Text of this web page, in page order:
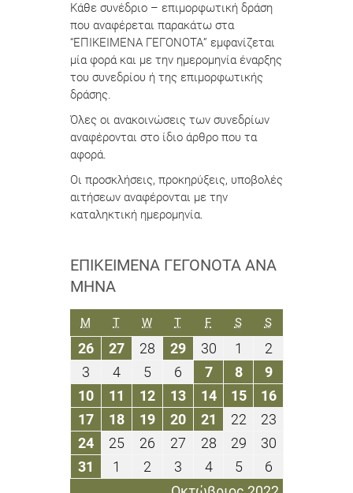
Κάθε συνέδριο – επιμορφωτική δράση
που αναφέρεται παρακάτω στα
“ΕΠΙΚΕΙΜΕΝΑ ΓΕΓΟΝΟΤΑ” εμφανίζεται
μία φορά και με την ημερομηνία έναρξης
του συνεδρίου ή της επιμορφωτικής
δράσης.
Όλες οι ανακοινώσεις των συνεδρίων
αναφέρονται στο ίδιο άρθρο που τα
αφορά.
Οι προσκλήσεις, προκηρύξεις, υποβολές
αιτήσεων αναφέρονται με την
καταληκτική ημερομηνία.
ΕΠΙΚΕΊΜΕΝΑ ΓΕΓΟΝΌΤΑ ΑΝΆ
ΜΉΝΑ
M ΔΕΥΤΈΡΑ
TΤΡΊΤΗ
WΤΕΤΆΡΤΗ
TΠΈΜΠΤΗ
FΠΑΡΑΣΚΕΥΉ
SΣΆΒΒΑΤΟ
SΚΥΡΙΑΚΉ
2626
Σεπτεμβρίου
2022
2727
Σεπτεμβρίου
2022
28
Σεπτεμβρίου
2022
2929
Σεπτεμβρίου
2022
3030
Σεπτεμβρίου
2022
1
Οκτωβρίου
2022
22
Οκτωβρίου
2022
3
Οκτωβρίου
2022
44
Οκτωβρίου
2022
55
Οκτωβρίου
2022
6
Οκτωβρίου
2022
77
Οκτωβρίου
2022
88
Οκτωβρίου
2022
99
Οκτωβρίου
2022
1010
Οκτωβρίου
2022
11
Οκτωβρίου
2022
1212
Οκτωβρίου
2022
1313
Οκτωβρίου
2022
1414
Οκτωβρίου
2022
1515
Οκτωβρίου
2022
1616
Οκτωβρίου
2022
1717
Οκτωβρίου
2022
1818
Οκτωβρίου
2022
1919
Οκτωβρίου
2022
2020
Οκτωβρίου
2022
21
Οκτωβρίου
2022
2222
Οκτωβρίου
2022
2323
2022
2424
Οκτωβρίου
2022
2525
Οκτωβρίου
2022
26
Οκτωβρίου
2022
27
Οκτωβρίου
2022
2828
Οκτωβρίου
2022
2929
Οκτωβρίου
2022
3030
2022
31
Οκτωβρίου
1
Νοεμβρίου
2
Νοεμβρίου
3
Νοεμβρίου
44
Νοεμβρίου
55
Νοεμβρίου
66
Νοεμβρίου